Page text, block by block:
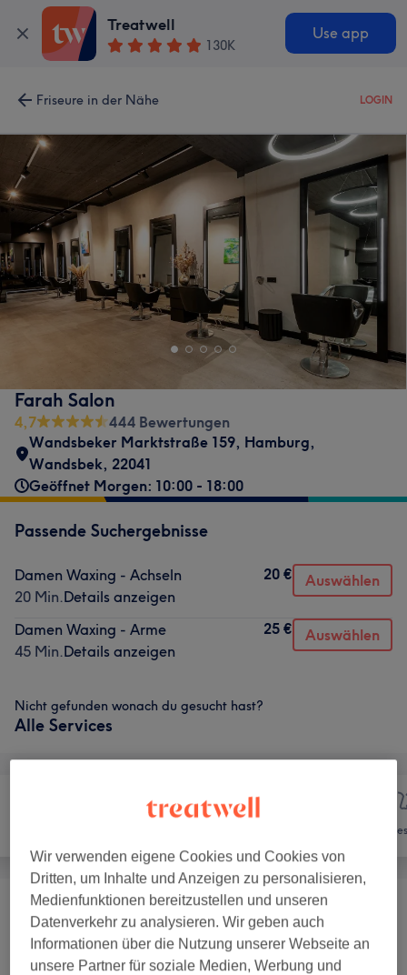
Treatwell
130K
Use app
Friseure in der Nähe LOGIN
Farah Salon
4,7
444 Bewertungen
Wandsbeker Marktstraße 159, Hamburg,
Wandsbek, 22041
Geöffnet Morgen: 10:00 - 18:00
Passende Suchergebnisse
Damen Waxing - Achseln
20 Min.Details anzeigen
20 € Auswählen
Damen Waxing - Arme
45 Min.Details anzeigen
25 € Auswählen
Nicht gefunden wonach du gesucht hast?
Alle Services
Damen - Waxing ( 7) ab 6 €
Wir verwenden eigene Cookies und Cookies von
Dritten, um Inhalte und Anzeigen zu personalisieren,
Medienfunktionen bereitzustellen und unseren
Datenverkehr zu analysieren. Wir geben auch
Informationen über die Nutzung unserer Webseite an
unsere Partner für soziale Medien, Werbung und